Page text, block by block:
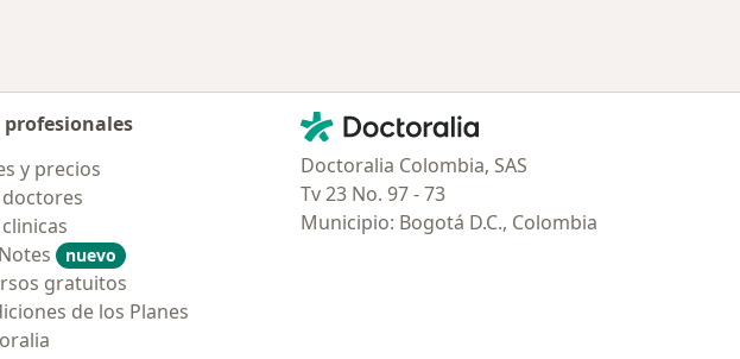
profesionales
y precios
nuevo
gratuitos
de los Planes
Contacto
Doctoralia - Página de inicio
Doctoralia Colombia, SAS
Tv 23 No. 97 - 73
Municipio: Bogotá D.C., Colombia